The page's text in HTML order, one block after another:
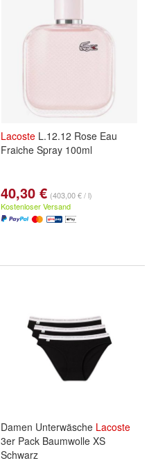
Lacoste L.12.12 Rose Eau
Fraiche Spray 100ml
40,30 € (403,00 € / l)
Kostenloser Versand
Damen Unterwäsche Lacoste
3er Pack Baumwolle XS
Schwarz